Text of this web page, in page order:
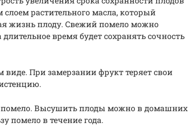
растительного масла, который
жизнь плоду. Свежий помело можно
время будет сохранять сочность
При замерзании фрукт теряет свои
помело. Высушить плоды можно в домашних
помело в течение года.